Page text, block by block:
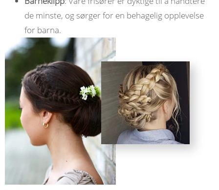
de minste, og sørger for en behagelig opplevelse
for barna.